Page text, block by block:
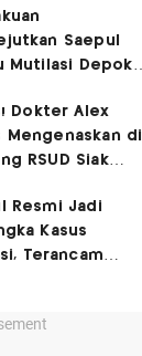
Saepul
Mutilasi Depok:
di Kontrakan
Dokter Alex
Mengenaskan di
RSUD Siak
Resmi Jadi
Kasus
Terancam